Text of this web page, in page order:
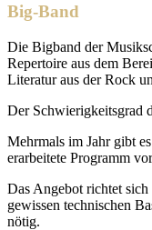
Big-Band
Die Bigband der
Repertoire aus dem
Literatur aus der Rock
Der Schwierigkeitsgrad
Mehrmals im Jahr gibt
erarbeitete Programm
Das Angebot richtet
gewissen technischen
nötig.